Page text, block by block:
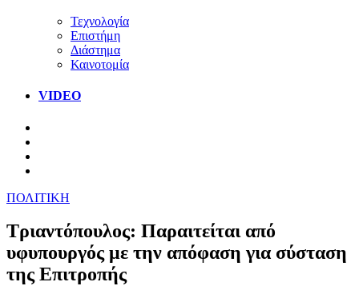
Τεχνολογία
Επιστήμη
Διάστημα
Καινοτομία
VIDEO
ΠΟΛΙΤΙΚΗ
Τριαντόπουλος: Παραιτείται από
υφυπουργός με την απόφαση για σύσταση
της Επιτροπής